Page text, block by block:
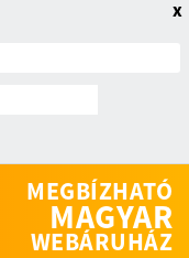
x
MEGBÍZHATÓ
MAGYAR
WEBÁRUHÁZ